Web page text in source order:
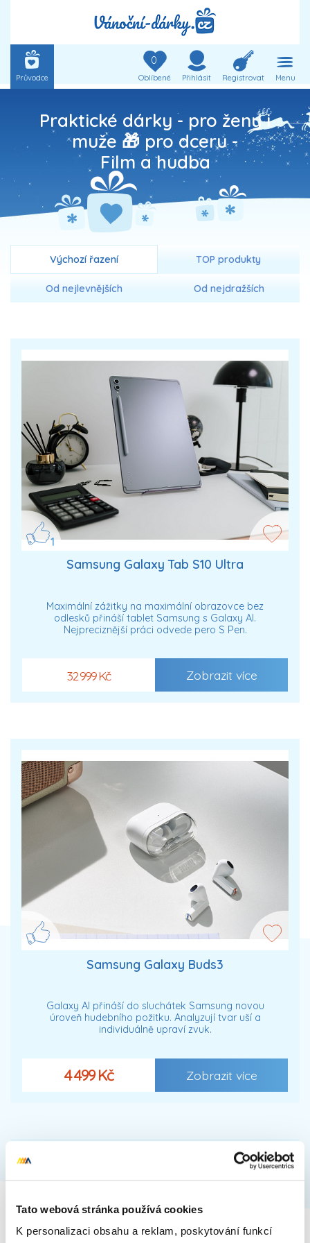
Tato webová stránka používá cookies
K personalizaci obsahu a reklam, poskytování funkcí
Průvodce
0
Oblíbené Přihlásit Registrovat Menu
Praktické dárky - pro ženy i
muže 🎁 pro dceru -
Film a hudba
Výchozí řazení TOP produkty
Od nejlevnějších Od nejdražších
1
Samsung Galaxy Tab S10 Ultra
Maximální zážitky na maximální obrazovce bez
odlesků přináší tablet Samsung s Galaxy AI.
Nejpreciznější práci odvede pero S Pen.
32 999 Kč Zobrazit více
Samsung Galaxy Buds3
Galaxy AI přináší do sluchátek Samsung novou
úroveň hudebního požitku. Analyzují tvar uší a
individuálně upraví zvuk.
4 499 Kč Zobrazit více